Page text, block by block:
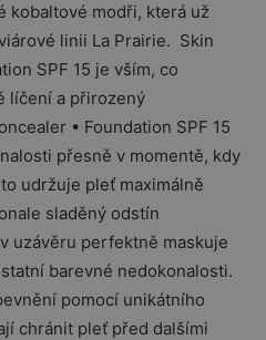
kobaltové modři, která už
linii La Prairie. Skin
SPF 15 je vším, co
líčení a přirozený
• Foundation SPF 15
přesně v momentě, kdy
udržuje pleť maximálně
sladěný odstín
uzávěru perfektně maskuje
barevné nedokonalosti.
pomocí unikátního
chránit pleť před dalšími